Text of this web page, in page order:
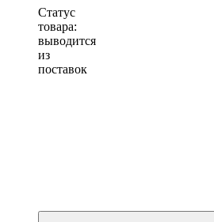
Статус
товара:
выводится
из
поставок